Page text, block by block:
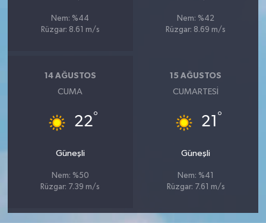
Nem: %44
Rüzgar: 8.61 m/s
Nem: %42
Rüzgar: 8.69 m/s
14 AĞUSTOS
CUMA
22°
Güneşli
Nem: %50
Rüzgar: 7.39 m/s
15 AĞUSTOS
CUMARTESI
21 °
Güneşli
Nem: %41
Rüzgar: 7.61 m/s